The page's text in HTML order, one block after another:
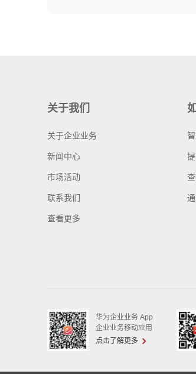
关于我们
关于企业业务
新闻中心
市场活动
联系我们
查看更多
华为企业业务 App
企业业务移动应用
点击了解更多